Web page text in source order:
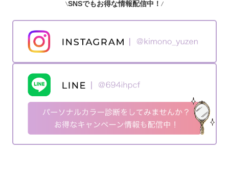
SNSでもお得な情報配信中！